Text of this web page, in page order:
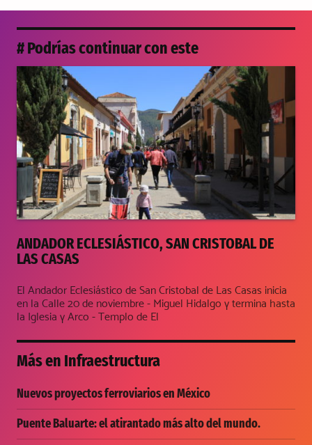
# Podrías continuar con este
ANDADOR ECLESIÁSTICO, SAN CRISTOBAL DE
LAS CASAS
El Andador Eclesiástico de San Cristobal de Las Casas inicia
en la Calle 20 de noviembre - Miguel Hidalgo y termina hasta
la Iglesia y Arco - Templo de El
Más en Infraestructura
Nuevos proyectos ferroviarios en México
Puente Baluarte: el atirantado más alto del mundo.